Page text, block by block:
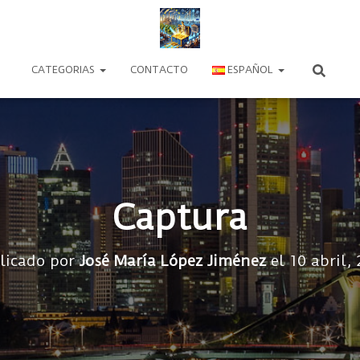
CATEGORIAS CONTACTO ESPAÑOL
Captura
porJosé María López Jiménezel10 abril,